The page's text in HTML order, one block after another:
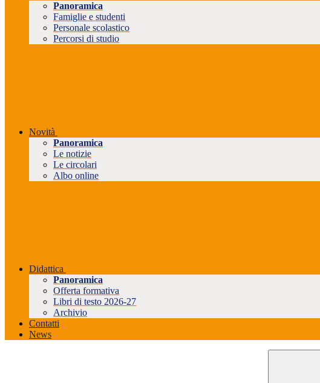
Panoramica
Famiglie e studenti
Personale scolastico
Percorsi di studio
Novità
Panoramica
Le notizie
Le circolari
Albo online
Didattica
Panoramica
Offerta formativa
Libri di testo 2026-27
Archivio
Contatti
News